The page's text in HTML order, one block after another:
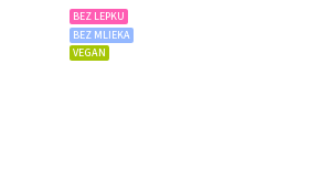
BEZ LEPKU
BEZ MLIEKA
VEGAN